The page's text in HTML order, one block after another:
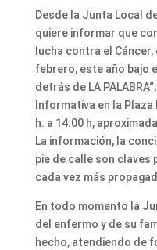
Desde la Junta Local
quiere informar que
lucha contra el
febrero, este año bajo
detrás de LA
Informativa en la Plaza
h. a 14:00 h,
La información, la
pie de calle son
cada vez más
En todo momento la
del enfermo y de su
hecho, atendiendo de